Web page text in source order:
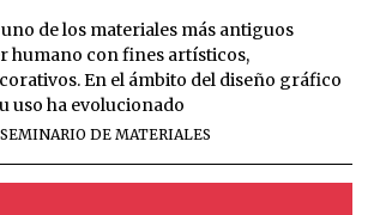
de los materiales más antiguos
humano con fines artísticos,
En el ámbito del diseño gráfico
uso ha evolucionado
SEMINARIO DE MATERIALES